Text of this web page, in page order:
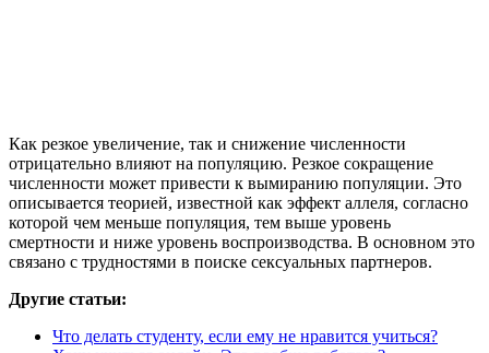
Как резкое увеличение, так и снижение численности
отрицательно влияют на популяцию. Резкое сокращение
численности может привести к вымиранию популяции. Это
описывается теорией, известной как эффект аллеля, согласно
которой чем меньше популяция, тем выше уровень
смертности и ниже уровень воспроизводства. В основном это
связано с трудностями в поиске сексуальных партнеров.
Другие статьи:
Что делать студенту, если ему не нравится учиться?